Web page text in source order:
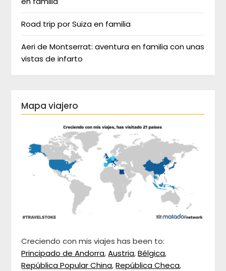
Road trip por Suiza en familia
Aeri de Montserrat: aventura en familia con unas
vistas de infarto
Mapa viajero
Creciendo con mis viajes has been to:
Principado de Andorra,Austria,Bélgica,
República Popular China,República Checa,